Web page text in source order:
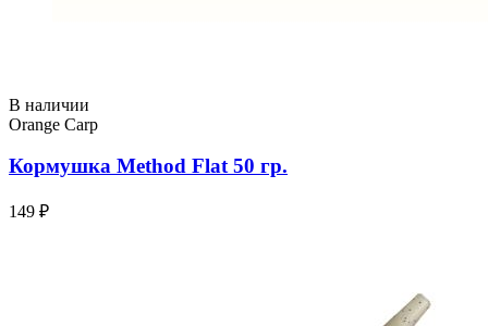
В наличии
Orange Carp
Кормушка Method Flat 50 гр.
149 ₽